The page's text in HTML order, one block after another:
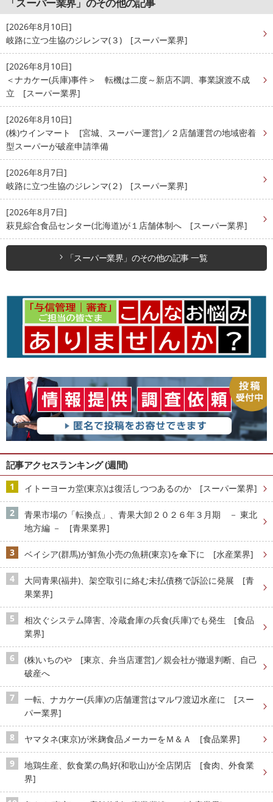
[2026年8月10日]
岐路に立つ生協のジレンマ(３) [スーパー業界]
[2026年8月10日]
＜ナカケー(兵庫)事件＞ 転機は二度～新店不調、事業譲渡不成
立 [スーパー業界]
[2026年8月10日]
(株)ウインマート [宮城、スーパー運営]／２店舗運営の地域密着
型スーパーが破産申請準備
[2026年8月7日]
岐路に立つ生協のジレンマ(２) [スーパー業界]
[2026年8月7日]
萩見綜合食品センター(北海道)が１店舗体制へ [スーパー業界]
「スーパー業界」のその他の記事 一覧
記事アクセスランキング (週間)
イトーヨーカ堂(東京)は復活しつつあるのか [スーパー業界]
青果市場の「転換点」、青果大卸２０２６年３月期 － 東北
地方編 － [青果業界]
ベイシア(群馬)が鮮魚小売の魚耕(東京)を傘下に [水産業界]
大同青果(福井)、架空取引に絡む未払債務で訴訟に発展 [青
果業界]
相次ぐシステム障害、冷蔵倉庫の兵食(兵庫)でも発生 [食品
業界]
(株)いちのや [東京、弁当店運営]／親会社が撤退判断、自己
破産へ
一転、ナカケー(兵庫)の店舗運営はマルワ渡辺水産に [スー
パー業界]
ヤマタネ(東京)が米麹食品メーカーをＭ＆Ａ [食品業界]
地鶏生産、飲食業の鳥好(和歌山)が全店閉店 [食肉、外食業
界]